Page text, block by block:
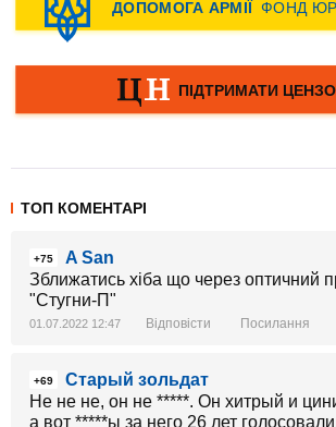
ТОП КОМЕНТАРІ
+75
A San
Зближатись хіба що через оптичний
"Стугни-П"
01.07.2022 12:47 Відповісти Посилання
+69
Старый зольдат
Не не не, он не *****. Он хитрый и
а вот *****ы за него 26 лет